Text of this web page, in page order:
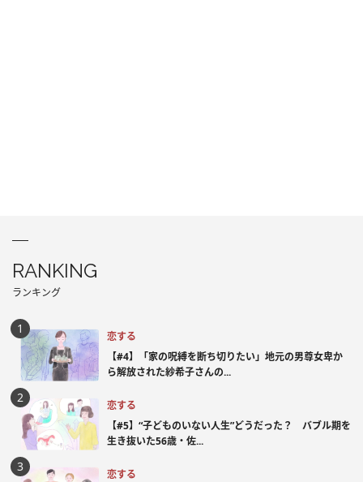
RANKING
ランキング
恋する
【#4】「家の呪縛を断ち切りたい」地元の男尊女卑か
ら解放された紗希子さんの...
恋する
【#5】“子どものいない人生”どうだった？ バブル期を
生き抜いた56歳・佐...
恋する